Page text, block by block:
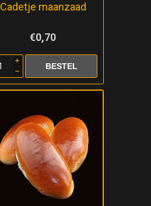
Cadetje maanzaad
€0,70
i
h